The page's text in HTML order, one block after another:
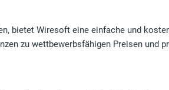
bietet Wiresoft eine einfache und
zu wettbewerbsfähigen Preisen und